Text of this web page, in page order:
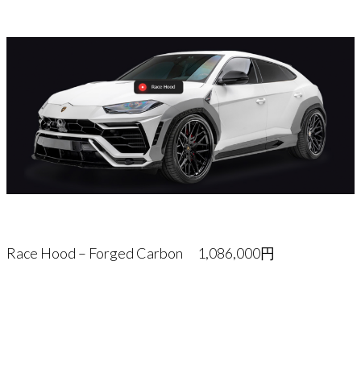
Race Hood – Forged Carbon 1,086,000円